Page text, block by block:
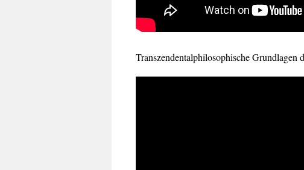
Transzendentalphilosophische Grundlagen